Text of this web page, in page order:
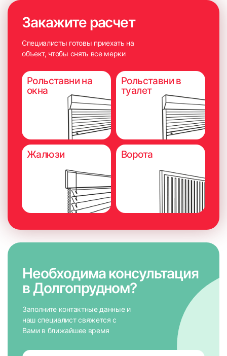
Закажите расчет
Специалисты готовы приехать на
объект, чтобы снять все мерки
Рольставни на
окна
Рольставни в
туалет
Жалюзи Ворота
Необходима консультация
в Долгопрудном?
Заполните контактные данные и
наш специалист свяжется с
Вами в ближайшее время